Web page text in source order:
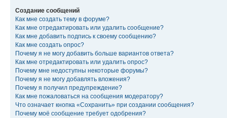
Создание сообщений
Как мне создать тему в форуме?
Как мне отредактировать или удалить сообщение?
Как мне добавить подпись к своему сообщению?
Как мне создать опрос?
Почему я не могу добавить больше вариантов ответа?
Как мне отредактировать или удалить опрос?
Почему мне недоступны некоторые форумы?
Почему я не могу добавлять вложения?
Почему я получил предупреждение?
Как мне пожаловаться на сообщения модератору?
Что означает кнопка «Сохранить» при создании сообщения?
Почему моё сообщение требует одобрения?